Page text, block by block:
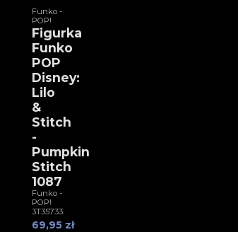
Funko -
POP!
Figurka
Funko
POP
Disney:
Lilo
&
Stitch
-
Pumpkin
Stitch
1087
Funko -
POP!
3T35733
69,95 zł